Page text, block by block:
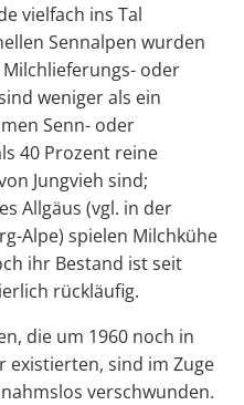
vielfach ins Tal
Sennalpen wurden
oder
weniger als ein
Senn- oder
40 Prozent reine
Jungvieh sind;
Allgäus (vgl. in der
Alpe) spielen Milchkühe
ihr Bestand ist seit
rückläufig.
die um 1960 noch in
existierten, sind im Zuge
verschwunden.